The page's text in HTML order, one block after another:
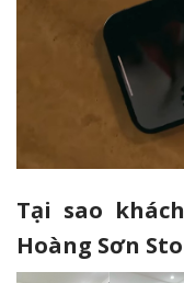
Tại sao
Hoàng Sơn